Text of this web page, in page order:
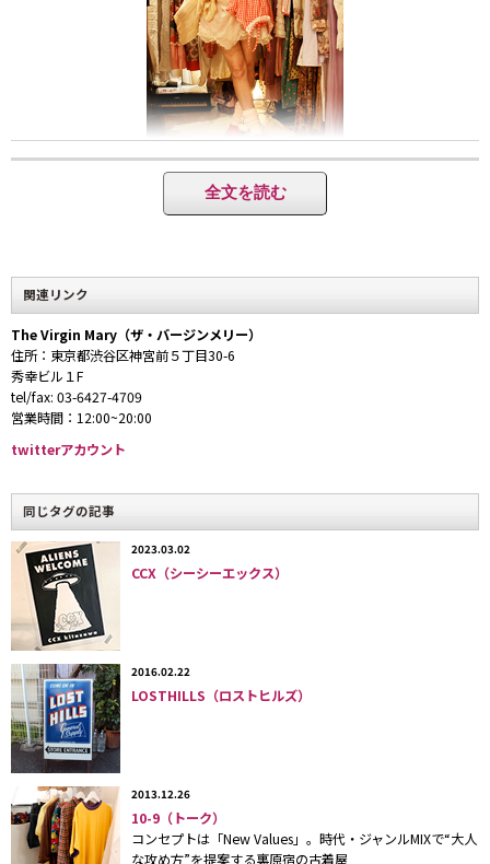
オーナーの田村安理さん。スナップサイトの掲載も多く、田村さんに会うた
めに来店する若者も少なくない。
コンセプトは「少女たちの聖域」。女の子のクローゼットをイメージした内
レジの上にはファンシーな飾り棚が！マリア像や、マンガ「ぼくの地球を守
って」のピクチャーレコード、サンリオ「ポチャッコ」など、田村さんの好
きな物が自由にディスプレイされている。
全文を読む
関連リンク
The Virgin Mary（ザ・バージンメリー）
住所：東京都渋谷区神宮前５丁目30-6
秀幸ビル１F
tel/fax: 03-6427-4709
営業時間：12:00~20:00
twitterアカウント
同じタグの記事
2023.03.02
CCX（シーシーエックス）
2016.02.22
LOSTHILLS（ロストヒルズ）
2013.12.26
10-9（トーク）
コンセプトは「New Values」。時代・ジャンルMIXで“大人
な攻め方”を提案する裏原宿の古着屋